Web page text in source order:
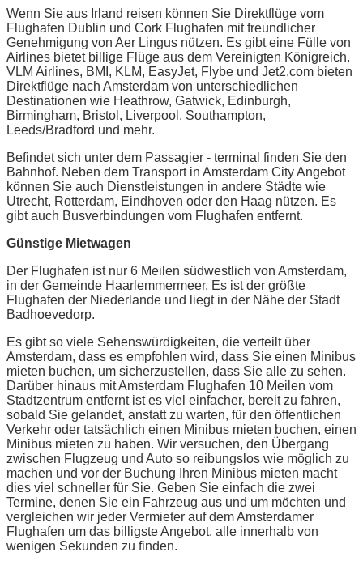
Wenn Sie aus Irland reisen können Sie Direktflüge vom
Flughafen Dublin und Cork Flughafen mit freundlicher
Genehmigung von Aer Lingus nützen. Es gibt eine Fülle von
Airlines bietet billige Flüge aus dem Vereinigten Königreich.
VLM Airlines, BMI, KLM, EasyJet, Flybe und Jet2.com bieten
Direktflüge nach Amsterdam von unterschiedlichen
Destinationen wie Heathrow, Gatwick, Edinburgh,
Birmingham, Bristol, Liverpool, Southampton,
Leeds/Bradford und mehr.
Befindet sich unter dem Passagier - terminal finden Sie den
Bahnhof. Neben dem Transport in Amsterdam City Angebot
können Sie auch Dienstleistungen in andere Städte wie
Utrecht, Rotterdam, Eindhoven oder den Haag nützen. Es
gibt auch Busverbindungen vom Flughafen entfernt.
Günstige Mietwagen
Der Flughafen ist nur 6 Meilen südwestlich von Amsterdam,
in der Gemeinde Haarlemmermeer. Es ist der größte
Flughafen der Niederlande und liegt in der Nähe der Stadt
Badhoevedorp.
Es gibt so viele Sehenswürdigkeiten, die verteilt über
Amsterdam, dass es empfohlen wird, dass Sie einen Minibus
mieten buchen, um sicherzustellen, dass Sie alle zu sehen.
Darüber hinaus mit Amsterdam Flughafen 10 Meilen vom
Stadtzentrum entfernt ist es viel einfacher, bereit zu fahren,
sobald Sie gelandet, anstatt zu warten, für den öffentlichen
Verkehr oder tatsächlich einen Minibus mieten buchen, einen
Minibus mieten zu haben. Wir versuchen, den Übergang
zwischen Flugzeug und Auto so reibungslos wie möglich zu
machen und vor der Buchung Ihren Minibus mieten macht
dies viel schneller für Sie. Geben Sie einfach die zwei
Termine, denen Sie ein Fahrzeug aus und um möchten und
vergleichen wir jeder Vermieter auf dem Amsterdamer
Flughafen um das billigste Angebot, alle innerhalb von
wenigen Sekunden zu finden.